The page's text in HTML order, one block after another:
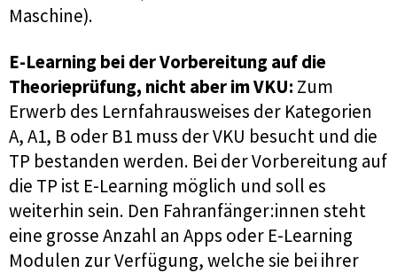
Maschine).
E-Learning bei der Vorbereitung auf die
Theorieprüfung, nicht aber im VKU: Zum
Erwerb des Lernfahrausweises der Kategorien
A, A1, B oder B1 muss der VKU besucht und die
TP bestanden werden. Bei der Vorbereitung auf
die TP ist E-Learning möglich und soll es
weiterhin sein. Den Fahranfänger:innen steht
eine grosse Anzahl an Apps oder E-Learning
Modulen zur Verfügung, welche sie bei ihrer